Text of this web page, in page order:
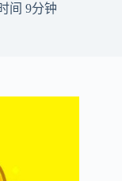
间 9分钟